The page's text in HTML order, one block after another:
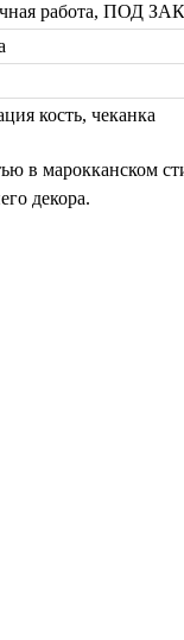
работа, ПОД
кость, чеканка
в марокканском
декора.